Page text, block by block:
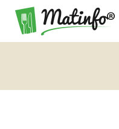
Navigasjon